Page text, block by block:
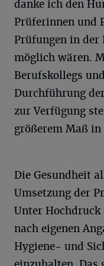
danke ich den
Prüferinnen und
Prüfungen in
möglich wären.
Berufskollegs
Durchführung
zur Verfügung
größerem Maß
Die Gesundheit
Umsetzung der
Unter Hochdruck
nach eigenen
Hygiene- und